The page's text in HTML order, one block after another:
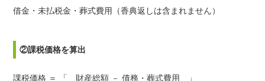
借金・未払税金・葬式費用（香典返しは含まれません）
②課税価格を算出
課税価格 ＝ 「 財産総額 － 債務・葬式費用 」